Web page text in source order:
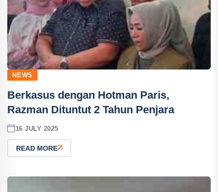
NEWS
Berkasus dengan Hotman Paris,
Razman Dituntut 2 Tahun Penjara
16 JULY 2025
READ MORE